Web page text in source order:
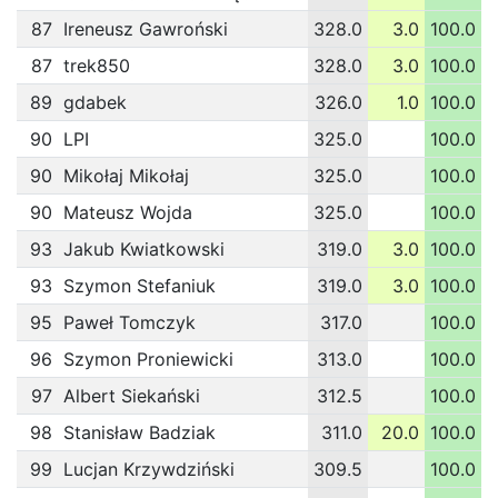
87 Ireneusz Gawroński 328.0 3.0 100.0
87 trek850 328.0 3.0 100.0
89 gdabek 326.0 1.0 100.0
90 LPI 325.0 100.0
90 Mikołaj Mikołaj 325.0 100.0
90 Mateusz Wojda 325.0 100.0
93 Jakub Kwiatkowski 319.0 3.0 100.0
93 Szymon Stefaniuk 319.0 3.0 100.0
95 Paweł Tomczyk 317.0 100.0
96 Szymon Proniewicki 313.0 100.0
97 Albert Siekański 312.5 100.0
98 Stanisław Badziak 311.0 20.0 100.0
99 Lucjan Krzywdziński 309.5 100.0